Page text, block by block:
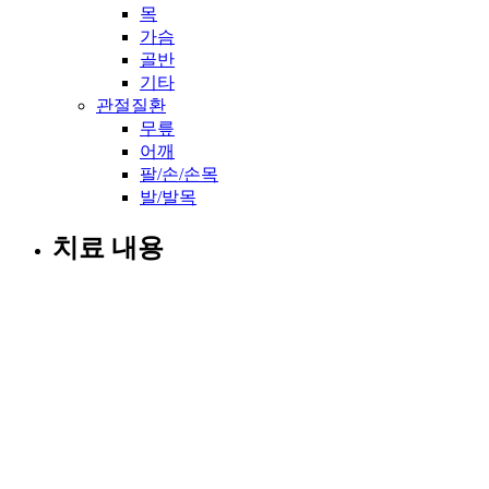
목
가슴
골반
기타
관절질환
무릎
어깨
팔/손/손목
발/발목
치료 내용